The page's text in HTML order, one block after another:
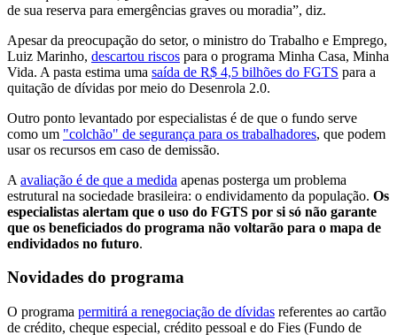
de sua reserva para emergências graves ou moradia”, diz.
Apesar da preocupação do setor, o ministro do Trabalho e Emprego,
Luiz Marinho, descartou riscos para o programa Minha Casa, Minha
Vida. A pasta estima uma saída de R$ 4,5 bilhões do FGTS para a
quitação de dívidas por meio do Desenrola 2.0.
Outro ponto levantado por especialistas é de que o fundo serve
como um "colchão" de segurança para os trabalhadores, que podem
usar os recursos em caso de demissão.
A avaliação é de que a medida apenas posterga um problema
estrutural na sociedade brasileira: o endividamento da população. Os
especialistas alertam que o uso do FGTS por si só não garante
que os beneficiados do programa não voltarão para o mapa de
endividados no futuro.
Novidades do programa
O programa permitirá a renegociação de dívidas referentes ao cartão
de crédito, cheque especial, crédito pessoal e do Fies (Fundo de